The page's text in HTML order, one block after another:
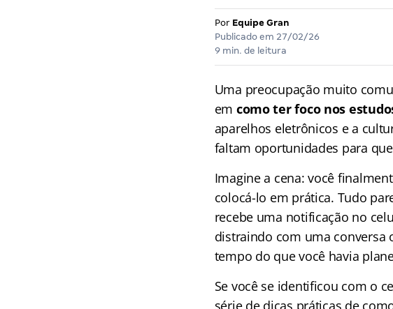
Por Equipe Gran
Publicado em 27/02/26
9 min. de leitura
Uma preocupação muito
em como ter foco nos
aparelhos eletrônicos e a
faltam oportunidades para
Imagine a cena: você
colocá-lo em prática. Tudo
recebe uma notificação no
distraindo com uma conversa
tempo do que você havia
Se você se identificou com o
série de dicas práticas de